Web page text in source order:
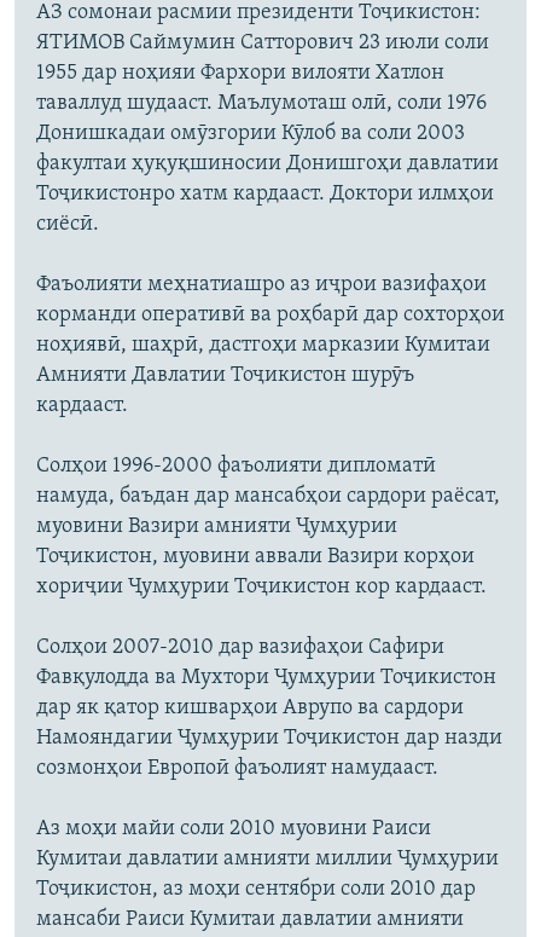
АЗ сомонаи расмии президенти Тоҷикистон:
ЯТИМОВ Саймумин Сатторович 23 июли соли
1955 дар ноҳияи Фархори вилояти Хатлон
таваллуд шудааст. Маълумоташ олӣ, соли 1976
Донишкадаи омӯзгории Кӯлоб ва соли 2003
факултаи ҳуқуқшиносии Донишгоҳи давлатии
Тоҷикистонро хатм кардааст. Доктори илмҳои
сиёсӣ.
Фаъолияти меҳнатиашро аз иҷрои вазифаҳои
корманди оперативӣ ва роҳбарӣ дар сохторҳои
ноҳиявӣ, шаҳрӣ, дастгоҳи марказии Кумитаи
Амнияти Давлатии Тоҷикистон шурӯъ
кардааст.
Солҳои 1996-2000 фаъолияти дипломатӣ
намуда, баъдан дар мансабҳои сардори раёсат,
муовини Вазири амнияти Ҷумҳурии
Тоҷикистон, муовини аввали Вазири корҳои
хориҷии Ҷумҳурии Тоҷикистон кор кардааст.
Солҳои 2007-2010 дар вазифаҳои Сафири
Фавқулодда ва Мухтори Ҷумҳурии Тоҷикистон
дар як қатор кишварҳои Аврупо ва сардори
Намояндагии Ҷумҳурии Тоҷикистон дар назди
созмонҳои Европоӣ фаъолият намудааст.
Аз моҳи майи соли 2010 муовини Раиси
Кумитаи давлатии амнияти миллии Ҷумҳурии
Тоҷикистон, аз моҳи сентябри соли 2010 дар
мансаби Раиси Кумитаи давлатии амнияти